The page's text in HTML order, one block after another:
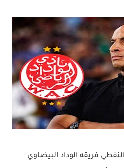
فريقه الوداد البيضاوي